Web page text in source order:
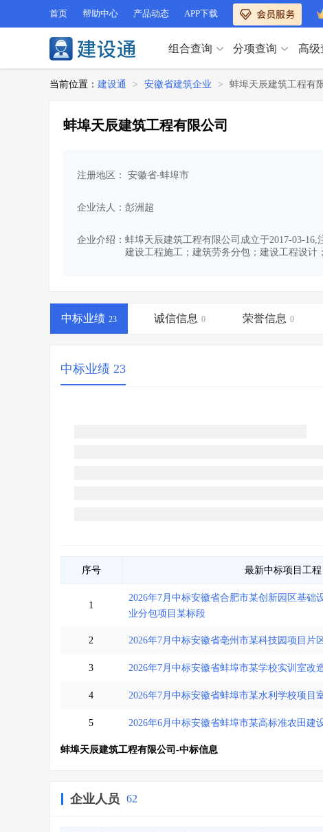
首页 帮助中心 产品动态 APP下载
分项查询（VIP）
查资质 > 查人员>
查荣誉
查诚信 >
招标信息>
公路库专查>
组合查询 分项查询 高级
查荣誉>
招标信息>
省库业绩查询
水利库专查
>
组合查询-广州>
当前位置： 建设通 > 安徽省建筑企业 > 蚌埠天辰建筑工程有
蚌埠天辰建筑工程有限公司
注册地区： 安徽省-蚌埠市
企业法人：彭洲超
企业介绍： 蚌埠天辰建筑工程有限公司成立于2017-03-
建设工程施工；建筑劳务分包；建设工程设
中标业绩 23 诚信信息 0 荣誉信息 0
中标业绩 23
序号 最新中标项目工
1
2026年7月中标安徽省合肥市某创新园区基础
业分包项目某标段
2 2026年7月中标安徽省亳州市某科技园项目片
3 2026年7月中标安徽省蚌埠市某学校实训室改
4 2026年7月中标安徽省蚌埠市某水利学校项目
5 2026年6月中标安徽省蚌埠市某高标准农田建
蚌埠天辰建筑工程有限公司-中标信息
企业人员 62